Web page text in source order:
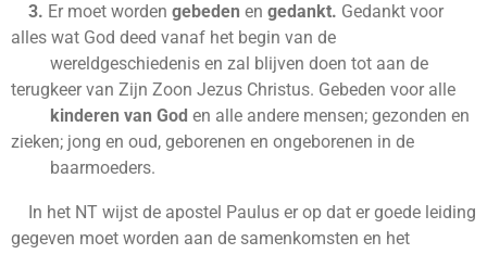
3. Er moet worden gebeden en gedankt. Gedankt voor
alles wat God deed vanaf het begin van de
wereldgeschiedenis en zal blijven doen tot aan de
terugkeer van Zijn Zoon Jezus Christus. Gebeden voor alle
kinderen van God en alle andere mensen; gezonden en
zieken; jong en oud, geborenen en ongeborenen in de
baarmoeders.
In het NT wijst de apostel Paulus er op dat er goede leiding
gegeven moet worden aan de samenkomsten en het